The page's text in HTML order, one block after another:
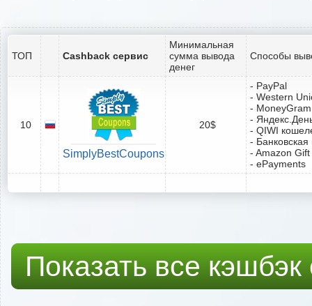
ТОП Cashback сервис
Минимальная
сумма вывода
денег
Способы
10
SimplyBestCoupons
20$
- PayPal
- Western
- MoneyGram
-
- QIWI
-
- Amazon
- ePayments
Показать все